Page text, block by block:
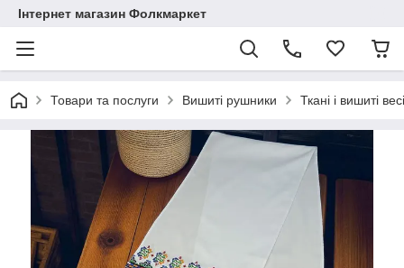
Інтернет магазин Фолкмаркет
Товари та послуги Вишиті рушники Ткані і вишиті